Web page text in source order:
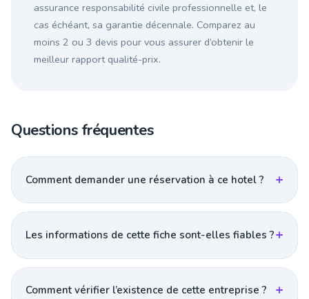
assurance responsabilité civile professionnelle et, le
cas échéant, sa garantie décennale. Comparez au
moins 2 ou 3 devis pour vous assurer d’obtenir le
meilleur rapport qualité-prix.
Questions fréquentes
Comment demander une réservation à ce hotel ?
Les informations de cette fiche sont-elles fiables ?
Comment vérifier l’existence de cette entreprise ?